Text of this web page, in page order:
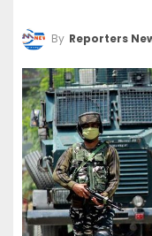
By Reporters News